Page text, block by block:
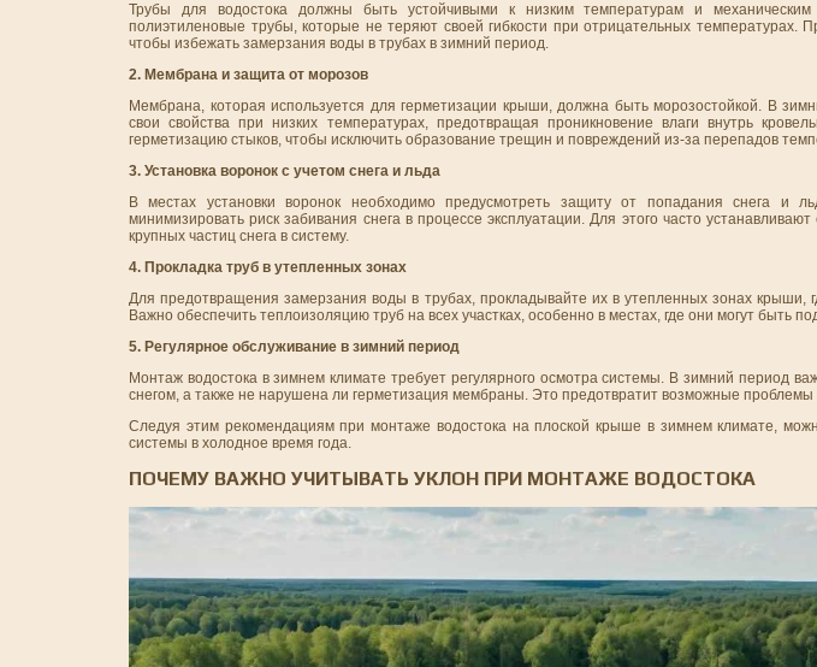
Трубы для водостока должны быть устойчивыми к низким температурам и
полиэтиленовые трубы, которые не теряют своей гибкости при отрицательных температурах.
чтобы избежать замерзания воды в трубах в зимний период.
2. Мембрана и защита от морозов
Мембрана, которая используется для герметизации крыши, должна быть морозостойкой. В
свои свойства при низких температурах, предотвращая проникновение влаги внутрь
герметизацию стыков, чтобы исключить образование трещин и повреждений из-за перепадов
3. Установка воронок с учетом снега и льда
В местах установки воронок необходимо предусмотреть защиту от попадания снега и
минимизировать риск забивания снега в процессе эксплуатации. Для этого часто
крупных частиц снега в систему.
4. Прокладка труб в утепленных зонах
Для предотвращения замерзания воды в трубах, прокладывайте их в утепленных зонах крыши,
Важно обеспечить теплоизоляцию труб на всех участках, особенно в местах, где они могут быть
5. Регулярное обслуживание в зимний период
Монтаж водостока в зимнем климате требует регулярного осмотра системы. В зимний период
снегом, а также не нарушена ли герметизация мембраны. Это предотвратит возможные
Следуя этим рекомендациям при монтаже водостока на плоской крыше в зимнем климате,
системы в холодное время года.
ПОЧЕМУ ВАЖНО УЧИТЫВАТЬ УКЛОН ПРИ МОНТАЖЕ ВОДОСТОКА